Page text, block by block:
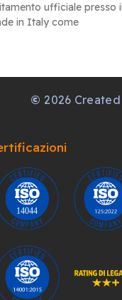
ufficiale presso il
in Italy come
© 2026